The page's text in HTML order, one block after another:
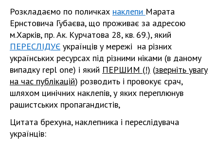
Розкладаємо по поличках наклепи Марата
Ернстовича Губаєва, що проживає за адресою
м.Харків, пр. Ак. Курчатова 28, кв. 69.), який
ПЕРЕСЛІДУЄ українців у мережі на різних
українських ресурсах під різними ніками (в даному
випадку repl one) і який ПЕРШИМ (!) (зверніть увагу
на час публікацій) розводить і провокує срач,
шляхом цинічних наклепів, у яких переплюнув
рашистських пропагандистів,
Цитата брехуна, наклепника і переслідувача
українців: